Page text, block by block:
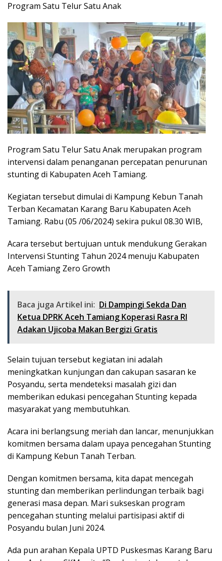
Program Satu Telur Satu Anak
Program Satu Telur Satu Anak merupakan program
intervensi dalam penanganan percepatan penurunan
stunting di Kabupaten Aceh Tamiang.
Kegiatan tersebut dimulai di Kampung Kebun Tanah
Terban Kecamatan Karang Baru Kabupaten Aceh
Tamiang. Rabu (05 /06/2024) sekira pukul 08.30 WIB,
Acara tersebut bertujuan untuk mendukung Gerakan
Intervensi Stunting Tahun 2024 menuju Kabupaten
Aceh Tamiang Zero Growth
Baca juga Artikel ini: Di Dampingi Sekda Dan
Ketua DPRK Aceh Tamiang Koperasi Rasra RI
Adakan Ujicoba Makan Bergizi Gratis
Selain tujuan tersebut kegiatan ini adalah
meningkatkan kunjungan dan cakupan sasaran ke
Posyandu, serta mendeteksi masalah gizi dan
memberikan edukasi pencegahan Stunting kepada
masyarakat yang membutuhkan.
Acara ini berlangsung meriah dan lancar, menunjukkan
komitmen bersama dalam upaya pencegahan Stunting
di Kampung Kebun Tanah Terban.
Dengan komitmen bersama, kita dapat mencegah
stunting dan memberikan perlindungan terbaik bagi
generasi masa depan. Mari sukseskan program
pencegahan stunting melalui partisipasi aktif di
Posyandu bulan Juni 2024.
Ada pun arahan Kepala UPTD Puskesmas Karang Baru